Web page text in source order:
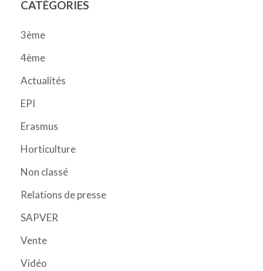
CATÉGORIES
3ème
4ème
Actualités
EPI
Erasmus
Horticulture
Non classé
Relations de presse
SAPVER
Vente
Vidéo